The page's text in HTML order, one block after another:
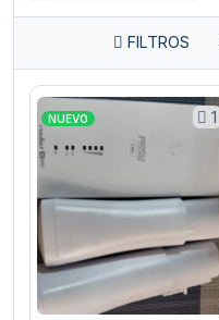
FILTROS
1
NUEVO